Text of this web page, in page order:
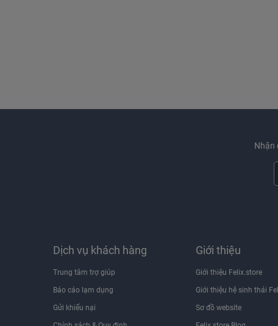
Nhận
Dịch vụ khách hàng
Trung tâm trợ giúp
Báo cáo lạm dụng
Gửi khiếu nại
Giới thiệu
Giới thiệu Felix.store
Giới thiệu hệ sinh thái
Sơ đồ website